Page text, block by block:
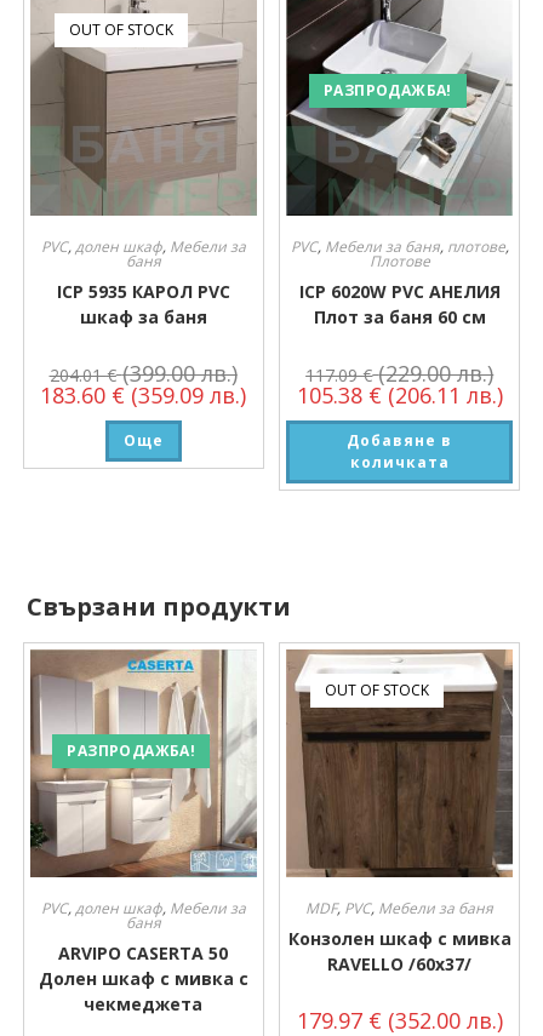
OUT OF STOCK
PVC,долен шкаф, Мебели за
баня
ICP 5935 КАРОЛ PVC
шкаф за баня
204.01€ (399.00 лв.)
183.60 € (359.09 лв.)
Още
РАЗПРОДАЖБА!
PVC, Мебели за баня, плотове,
Плотове
ICP 6020W PVC АНЕЛИЯ
Плот за баня 60 см
117.09€ (229.00 лв.)
105.38 € (206.11 лв.)
Добавяне в
количката
Свързани продукти
РАЗПРОДАЖБА!
PVC,долен шкаф, Мебели за
баня
ARVIPO CASERTA 50
Долен шкаф с мивка с
чекмеджета
OUT OF STOCK
MDF, PVC, Мебели за баня
Конзолен шкаф с мивка
RAVELLO /60х37/
179.97 € (352.00 лв.)